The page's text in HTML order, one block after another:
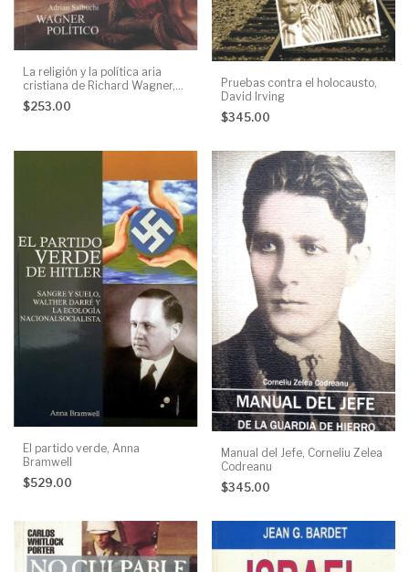
La religión y la política aria
cristiana de Richard Wagner,
Dr. Alexander Jacob
$253.00
Pruebas contra el holocausto,
David Irving
$345.00
El partido verde, Anna
Bramwell
$529.00
Manual del Jefe, Corneliu Zelea
Codreanu
$345.00